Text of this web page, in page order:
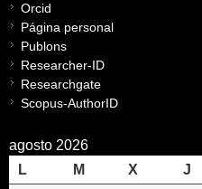
Orcid
Página personal
Publons
Researcher-ID
Researchgate
Scopus-AuthorID
agosto 2026
L
M X J